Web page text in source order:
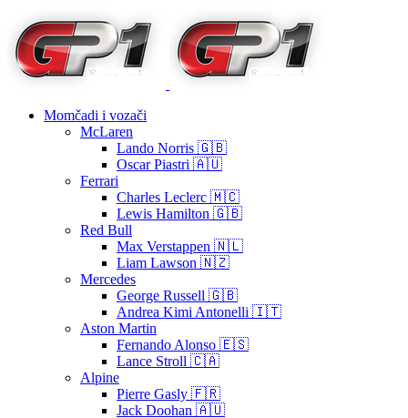
Momčadi i vozači
McLaren
Lando Norris 🇬🇧
Oscar Piastri 🇦🇺
Ferrari
Charles Leclerc 🇲🇨
Lewis Hamilton 🇬🇧
Red Bull
Max Verstappen 🇳🇱
Liam Lawson 🇳🇿
Mercedes
George Russell 🇬🇧
Andrea Kimi Antonelli 🇮🇹
Aston Martin
Fernando Alonso 🇪🇸
Lance Stroll 🇨🇦
Alpine
Pierre Gasly 🇫🇷
Jack Doohan 🇦🇺